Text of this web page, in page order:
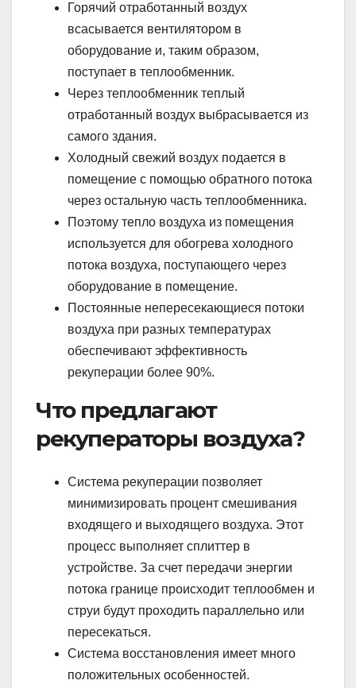
Горячий отработанный воздух
всасывается вентилятором в
оборудование и, таким образом,
поступает в теплообменник.
Через теплообменник теплый
отработанный воздух выбрасывается из
самого здания.
Холодный свежий воздух подается в
помещение с помощью обратного потока
через остальную часть теплообменника.
Поэтому тепло воздуха из помещения
используется для обогрева холодного
потока воздуха, поступающего через
оборудование в помещение.
Постоянные непересекающиеся потоки
воздуха при разных температурах
обеспечивают эффективность
рекуперации более 90%.
Что предлагают
рекуператоры воздуха?
Система рекуперации позволяет
минимизировать процент смешивания
входящего и выходящего воздуха. Этот
процесс выполняет сплиттер в
устройстве. За счет передачи энергии
потока границе происходит теплообмен и
струи будут проходить параллельно или
пересекаться.
Система восстановления имеет много
положительных особенностей.